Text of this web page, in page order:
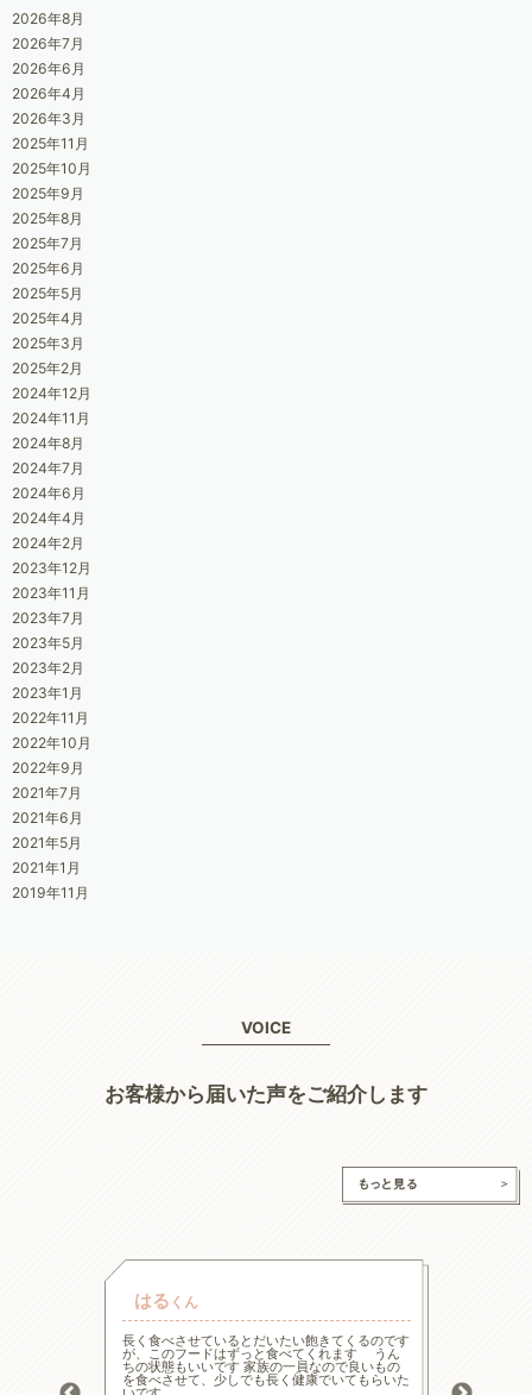
2026年8月
2026年7月
2026年6月
2026年4月
2026年3月
2025年11月
2025年10月
2025年9月
2025年8月
2025年7月
2025年6月
2025年5月
2025年4月
2025年3月
2025年2月
2024年12月
2024年11月
2024年8月
2024年7月
2024年6月
2024年4月
2024年2月
2023年12月
2023年11月
2023年7月
2023年5月
2023年2月
2023年1月
2022年11月
2022年10月
2022年9月
2021年7月
2021年6月
2021年5月
2021年1月
2019年11月
VOICE
お客様から届いた声をご紹介します
はる くん
長く食べさせているとだいたい飽きてくるのです
が、このフードはずっと食べてくれます うん
ちの状態もいいです 家族の一員なので良いもの
を食べさせて、少しでも長く健康でいてもらいた